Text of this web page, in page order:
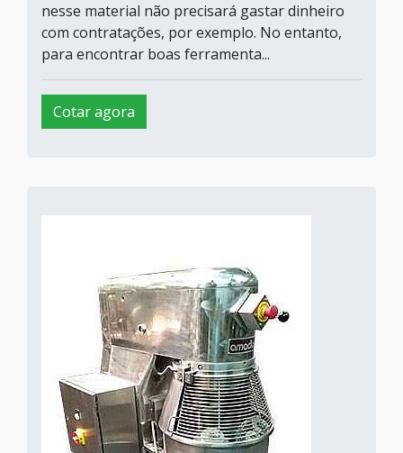
nesse material não precisará gastar dinheiro
com contratações, por exemplo. No entanto,
para encontrar boas ferramenta...
Cotar agora